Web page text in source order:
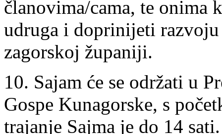
članovima/cama, te onima
udruga i doprinijeti
zagorskoj županiji.
10. Sajam će se održati u
Gospe Kunagorske, s
trajanje Sajma je do 14